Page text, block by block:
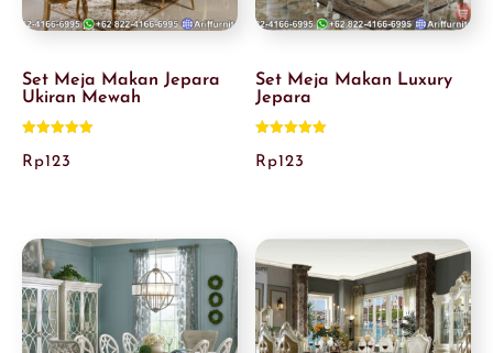
Set Meja Makan Jepara
Ukiran Mewah
5.00
dari 5
Rp123
Set Meja Makan Luxury
Jepara
5.00
dari 5
Rp123